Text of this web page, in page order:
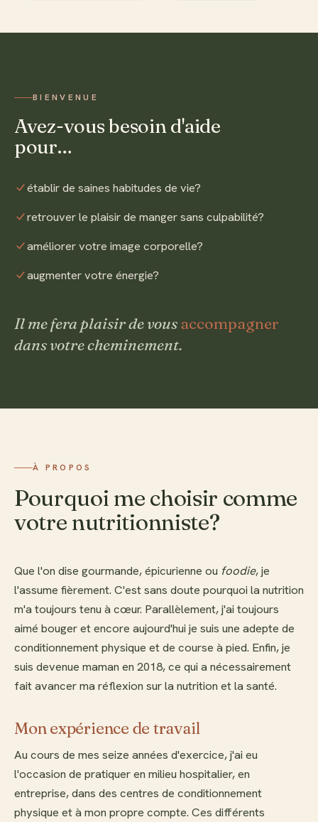
BIENVENUE
Avez-vous besoin d'aide
pour…
établir de saines habitudes de vie?
retrouver le plaisir de manger sans culpabilité?
améliorer votre image corporelle?
augmenter votre énergie?
Il me fera plaisir de vousaccompagner
dans votre cheminement.
À PROPOS
Pourquoi me choisir comme
votre nutritionniste?
Que l'on dise gourmande, épicurienne ou foodie, je
l'assume fièrement. C'est sans doute pourquoi la nutrition
m'a toujours tenu à cœur. Parallèlement, j'ai toujours
aimé bouger et encore aujourd'hui je suis une adepte de
conditionnement physique et de course à pied. Enfin, je
suis devenue maman en 2018, ce qui a nécessairement
fait avancer ma réflexion sur la nutrition et la santé.
Mon expérience de travail
Au cours de mes seize années d'exercice, j'ai eu
l'occasion de pratiquer en milieu hospitalier, en
entreprise, dans des centres de conditionnement
physique et à mon propre compte. Ces différents